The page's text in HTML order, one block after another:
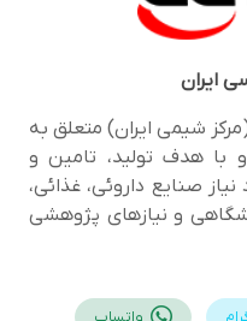
ایران
شیمی ایران) متعلق به
با هدف تولید، تامین و
صنایع داروئی، غذائی،
و نیازهای پژوهشی